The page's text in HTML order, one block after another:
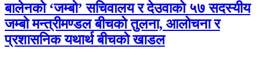
बालेनको ‘जम्बो’ सचिवालय र देउवाको ५७ सदस्यीय
जम्बो मन्त्रीमण्डल बीचको तुलना, आलोचना र
प्रशासनिक यथार्थ बीचको खाडल